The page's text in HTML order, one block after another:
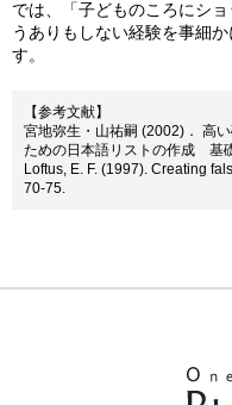
では、「子どものころにシ
うありもしない経験を事細
す。
【参考文献】
宮地弥生・山祐嗣 (2002)． 高
ための日本語リストの作成 基
Loftus, E. F. (1997). Creating
70-75.